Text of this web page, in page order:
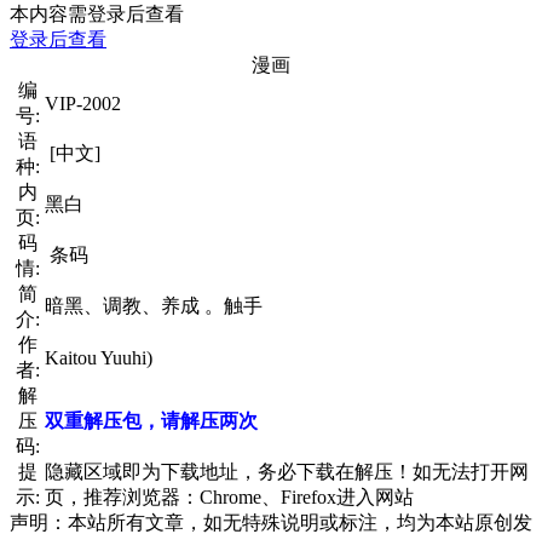
本内容需登录后查看
登录后查看
漫画
编
号:
VIP-2002
语
种:
[中文]
内
页:
黑白
码
情:
条码
简
介:
暗黑、调教、养成 。触手
作
者:
Kaitou Yuuhi)
解
压
码:
双重解压包，请解压两次
提
示:
隐藏区域即为下载地址，务必下载在解压！如无法打开网
页，推荐浏览器：Chrome、Firefox进入网站
声明：本站所有文章，如无特殊说明或标注，均为本站原创发